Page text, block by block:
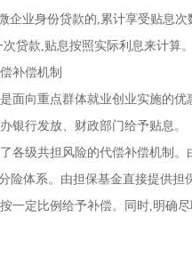
企业身份贷款的,累计享受贴息
贷款,贴息按照实际利息来计算。
补偿机制
向重点群体就业创业实施的优
银行发放、财政部门给予贴息。
级共担风险的代偿补偿机制。
险体系。由担保基金直接提供
一定比例给予补偿。同时,明确